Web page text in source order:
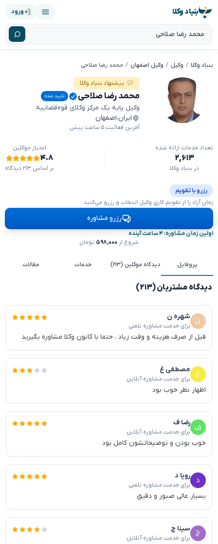
بنیاد وکلا ورود
بنیاد وکلا وکیل وکیل اصفهان محمد رضا صلاحی
پیشنهاد بنیاد وکلا
محمد رضا صلاحی تایید شده
وکیل پایه یک مرکز وکلای قوه‌قضاییه
ایران،اصفهان
آخرین فعالیت ۵ ساعت پیش
تعداد خدمات ارائه شده
۲,۶۱۳
در بنیاد وکلا
امتیاز موکلین
۴.۸
بر اساس ۲۱۳ دیدگاه
رزرو با تقویم
زمانِ آزاد را از تقویمِ کاریِ وکیل انتخاب و رزرو می‌کنید.
رزرو مشاوره
اولین زمان مشاوره: ۴ ساعت آینده
شروع از ۵۹۸,۰۰۰ تومان
پروفایل دیدگاه موکلین (۲۱۳) خدمات مقالات
دیدگاه مشتریان (۲۱۳)
شهره ن
برای خدمت مشاوره تلفنی
قبل از صرف هزینه و وقت زیاد ، حتما با کانون وکلا مشاوره بگیرید
مصطفی غ
برای خدمت مشاوره آنلاین
اظهار نظر خوب بود
رضا ف
برای خدمت مشاوره آنلاین
خوب بودن و توضیحاتشون کامل بود
رویا د
برای خدمت مشاوره تلفنی
بسیار عالی صبور و دقیق
سینا ج
برای خدمت مشاوره آنلاین